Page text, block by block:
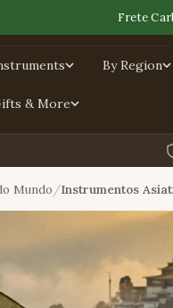
Frete
By Region
& More
Mundo Instrumentos